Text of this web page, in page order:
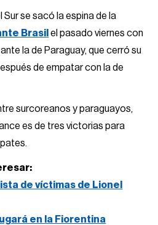
se sacó la espina de la
Brasil el pasado viernes con
la de Paraguay, que cerró su
de empatar con la de
surcoreanos y paraguayos,
es de tres victorias para
de víctimas de Lionel
en la Fiorentina